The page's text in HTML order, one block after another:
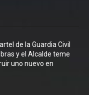
de la Guardia Civil
y el Alcalde teme
uno nuevo en